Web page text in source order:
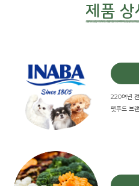
제품 상
220여년
펫푸드 브